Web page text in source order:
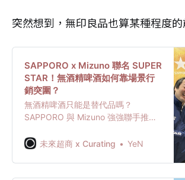
突然想到，無印良品也算某種程度的
SAPPORO x Mizuno 聯名 SUPER
STAR！無酒精啤酒如何靠場景行
銷突圍？
無酒精啤酒只能是替代品嗎？
SAPPORO 與 Mizuno 強強聯手推出
為運動後的「自我獎勵」。看日本大
專業背書打破心理牴觸，在紅海市場
未來超商 x Curating YeN